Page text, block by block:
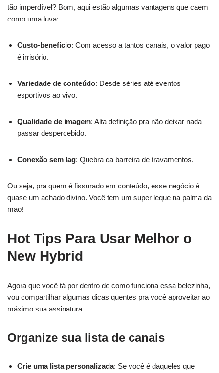
tão imperdível? Bom, aqui estão algumas vantagens que caem
como uma luva:
Custo-benefício: Com acesso a tantos canais, o valor pago
é irrisório.
Variedade de conteúdo: Desde séries até eventos
esportivos ao vivo.
Qualidade de imagem: Alta definição pra não deixar nada
passar despercebido.
Conexão sem lag: Quebra da barreira de travamentos.
Ou seja, pra quem é fissurado em conteúdo, esse negócio é
quase um achado divino. Você tem um super leque na palma da
mão!
Hot Tips Para Usar Melhor o
New Hybrid
Agora que você tá por dentro de como funciona essa belezinha,
vou compartilhar algumas dicas quentes pra você aproveitar ao
máximo sua assinatura.
Organize sua lista de canais
Crie uma lista personalizada: Se você é daqueles que